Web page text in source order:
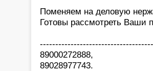
Поменяем на деловую
Готовы рассмотреть Ваши
89000272888,
89028977743.